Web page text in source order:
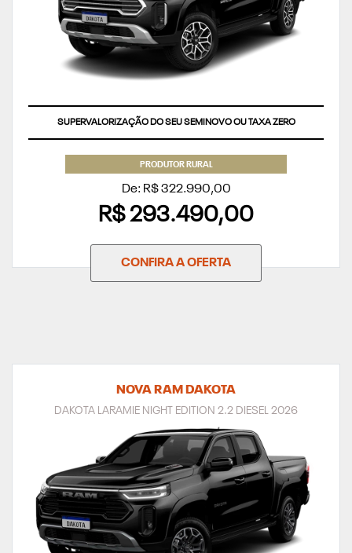
SUPERVALORIZAÇÃO DO SEU SEMINOVO OU TAXA ZERO
PRODUTOR RURAL
De: R$ 322.990,00
R$ 293.490,00
CONFIRA A OFERTA
NOVA RAM DAKOTA
DAKOTA LARAMIE NIGHT EDITION 2.2 DIESEL 2026